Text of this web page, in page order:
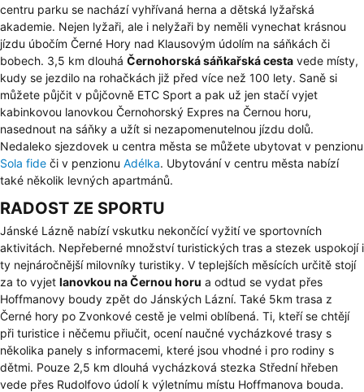
centru parku se nachází vyhřívaná herna a dětská lyžařská
akademie. Nejen lyžaři, ale i nelyžaři by neměli vynechat krásnou
jízdu úbočím Černé Hory nad Klausovým údolím na sáňkách či
bobech. 3,5 km dlouhá Černohorská sáňkařská cesta vede místy,
kudy se jezdilo na rohačkách již před více než 100 lety. Saně si
můžete půjčit v půjčovně ETC Sport a pak už jen stačí vyjet
kabinkovou lanovkou Černohorský Expres na Černou horu,
nasednout na sáňky a užít si nezapomenutelnou jízdu dolů.
Nedaleko sjezdovek u centra města se můžete ubytovat v penzionu
Sola fide či v penzionu Adélka. Ubytování v centru města nabízí
také několik levných apartmánů.
RADOST ZE SPORTU
Jánské Lázně nabízí vskutku nekončící vyžití ve sportovních
aktivitách. Nepřeberné množství turistických tras a stezek uspokojí i
ty nejnáročnější milovníky turistiky. V teplejších měsících určitě stojí
za to vyjet lanovkou na Černou horu a odtud se vydat přes
Hoffmanovy boudy zpět do Jánských Lázní. Také 5km trasa z
Černé hory po Zvonkové cestě je velmi oblíbená. Ti, kteří se chtějí
při turistice i něčemu přiučit, ocení naučné vycházkové trasy s
několika panely s informacemi, které jsou vhodné i pro rodiny s
dětmi. Pouze 2,5 km dlouhá vycházková stezka Střední hřeben
vede přes Rudolfovo údolí k výletnímu místu Hoffmanova bouda.